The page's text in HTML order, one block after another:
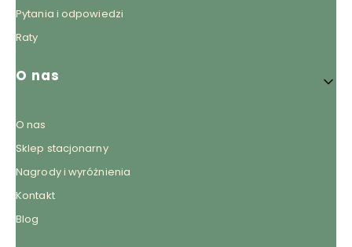
Pytania i odpowiedzi
Raty
O nas
O nas
Sklep stacjonarny
Nagrody i wyróżnienia
Kontakt
Blog